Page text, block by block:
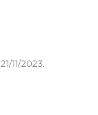
21/11/2023.